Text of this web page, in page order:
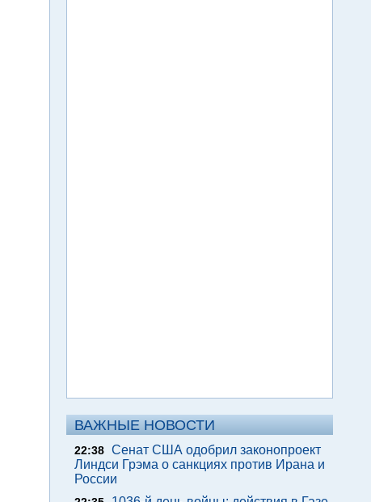
ВАЖНЫЕ НОВОСТИ
22:38 Сенат США одобрил законопроект
Линдси Грэма о санкциях против Ирана и
России